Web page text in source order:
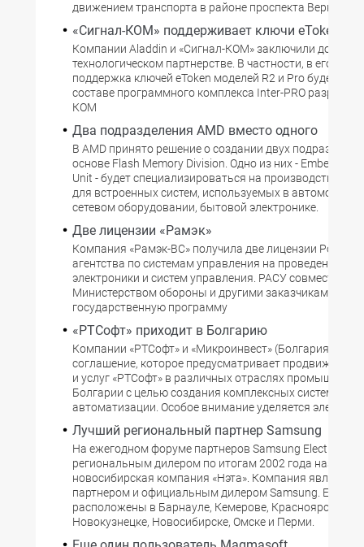
движением транспорта в районе проспекта
«Сигнал-КОМ» поддерживает ключи eToken
Компании Aladdin и «Сигнал-КОМ» заключили договор
технологическом партнерстве. В частности, в его
поддержка ключей eToken моделей R2 и Pro будет
составе программного комплекса Inter-PRO
КОМ
Два подразделения AMD вместо одного
В AMD принято решение о создании двух
основе Flash Memory Division. Одно из них - Embedded
Unit - будет специализироваться на производстве
для встроенных систем, используемых в
сетевом оборудовании, бытовой электронике.
Две лицензии «Рамэк»
Компания «Рамэк-ВС» получила две лицензии
агентства по системам управления на проведение
электроники и систем управления. РАСУ совместно с
Министерством обороны и другими заказчиками
государственную программу
«РТСофт» приходит в Болгарию
Компании «РТСофт» и «Микроинвест» (Болгария)
соглашение, которое предусматривает продвижение
и услуг «РТСофт» в различных отраслях
Болгарии с целью создания комплексных систем
автоматизации. Особое внимание уделяется
Лучший региональный партнер Samsung
На ежегодном форуме партнеров Samsung Electronics
региональным дилером по итогам 2002 года названа
новосибирская компания «Нэта». Компания является
партнером и официальным дилером Samsung. Ее
расположены в Барнауле, Кемерове, Красноярске,
Новокузнецке, Новосибирске, Омске и Перми.